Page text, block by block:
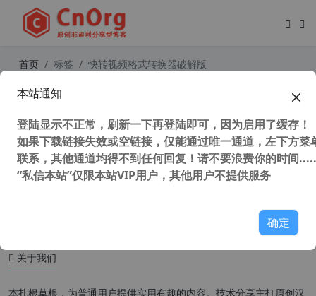
首页 标签 快转视频格式转换器破解版
快转免费视频格式转换器 v17.1.1官方
关于我们
本扎根草根，为普通用户提供实用有趣的内容。技术分享主打原创汉
本站通知
登陆显示不正常，刷新一下再登陆即可，因为启用了缓存！
如果下载链接失效或空链接，仅能通过唯一通道，左下方菜
联系，其他通道均得不到任何回复！请不要浪费你的时间
“私信本站”仅限本站VIP用户，其他用户不提供服务
确定